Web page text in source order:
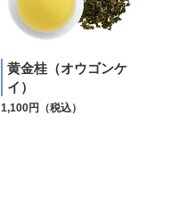
黄金桂（オウゴンケ
イ）
1,100円（税込）